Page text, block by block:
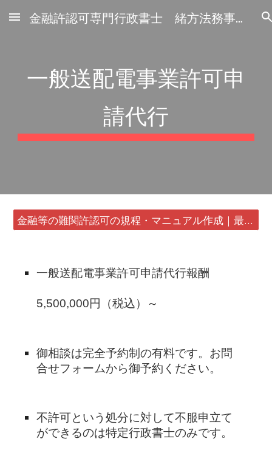
Skip to main content Skip to navigation
金融許認可専門行政書士 緒方法務事務所
一般送配電事業許可申
請代行
金融等の難関許認可の規程・マニュアル作成｜最短24時間・書類1通から
一般送配電事業許可申請代行報酬
5,500,000円（税込）～
御相談は完全予約制の有料です。お問
合せフォームから御予約ください。
不許可という処分に対して不服申立て
ができるのは特定行政書士のみです。